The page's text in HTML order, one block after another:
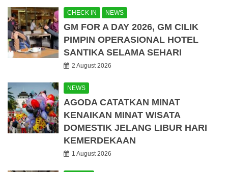
CHECK IN NEWS
GM FOR A DAY 2026, GM CILIK
PIMPIN OPERASIONAL HOTEL
SANTIKA SELAMA SEHARI
2 August 2026
NEWS
AGODA CATATKAN MINAT
KENAIKAN MINAT WISATA
DOMESTIK JELANG LIBUR HARI
KEMERDEKAAN
1 August 2026